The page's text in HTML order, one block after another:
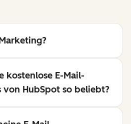
kostenlose E-Mail-
HubSpot so beliebt?